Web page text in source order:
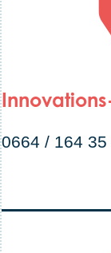
0664 / 164 35